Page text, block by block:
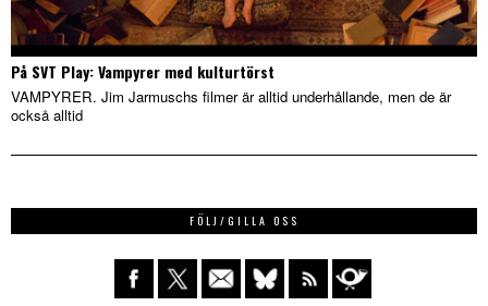
På SVT Play: Vampyrer med kulturtörst
VAMPYRER. Jim Jarmuschs filmer är alltid underhållande, men de är
också alltid
FÖLJ/GILLA OSS